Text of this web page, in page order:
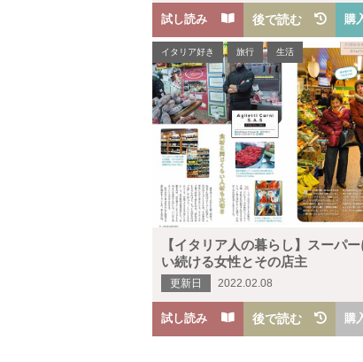
試し読み 後で読む 購
イタリア好き 旅行 生活
【イタリア人の暮らし】スーパ
い続ける女性とその店主
更新日 2022.02.08
試し読み 後で読む 購